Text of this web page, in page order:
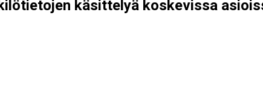
käsittelyä koskevissa